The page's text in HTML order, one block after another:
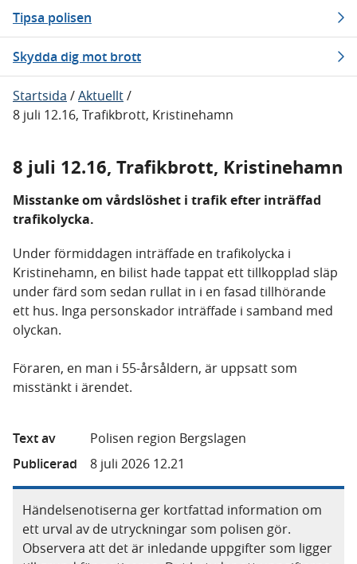
Tipsa polisen
Skydda dig mot brott
Startsida /Aktuellt/
8 juli 12.16, Trafikbrott, Kristinehamn
8 juli 12.16, Trafikbrott, Kristinehamn
Misstanke om vårdslöshet i trafik efter inträffad
trafikolycka.
Under förmiddagen inträffade en trafikolycka i
Kristinehamn, en bilist hade tappat ett tillkopplad släp
under färd som sedan rullat in i en fasad tillhörande
ett hus. Inga personskador inträffade i samband med
olyckan.
Föraren, en man i 55-årsåldern, är uppsatt som
misstänkt i ärendet.
Text av
Polisen region Bergslagen
Publicerad
8 juli 2026 12.21
Händelsenotiserna ger kortfattad information om
ett urval av de utryckningar som polisen gör.
Observera att det är inledande uppgifter som ligger